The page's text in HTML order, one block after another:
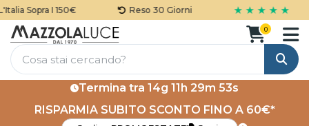
Sopra I 150€ Reso 30 Giorni ★ ★ ★ ★ ★
Cerca
0
Termina tra 14g 11h 29m 53s
RISPARMIA SUBITO SCONTO FINO A 60€*